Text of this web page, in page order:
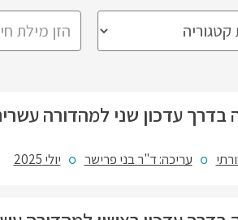
עדכון שני למהדורה
עריכה: ד"ר בני פרישר יולי 2025